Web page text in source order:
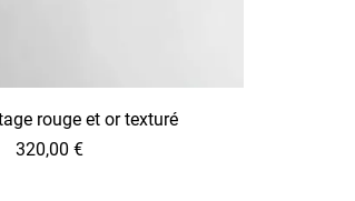
rouge et or texturé
320,00 €